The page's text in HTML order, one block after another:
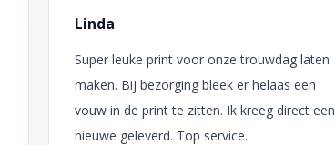
Linda
Super leuke print voor onze trouwdag laten
maken. Bij bezorging bleek er helaas een
vouw in de print te zitten. Ik kreeg direct een
nieuwe geleverd. Top service.